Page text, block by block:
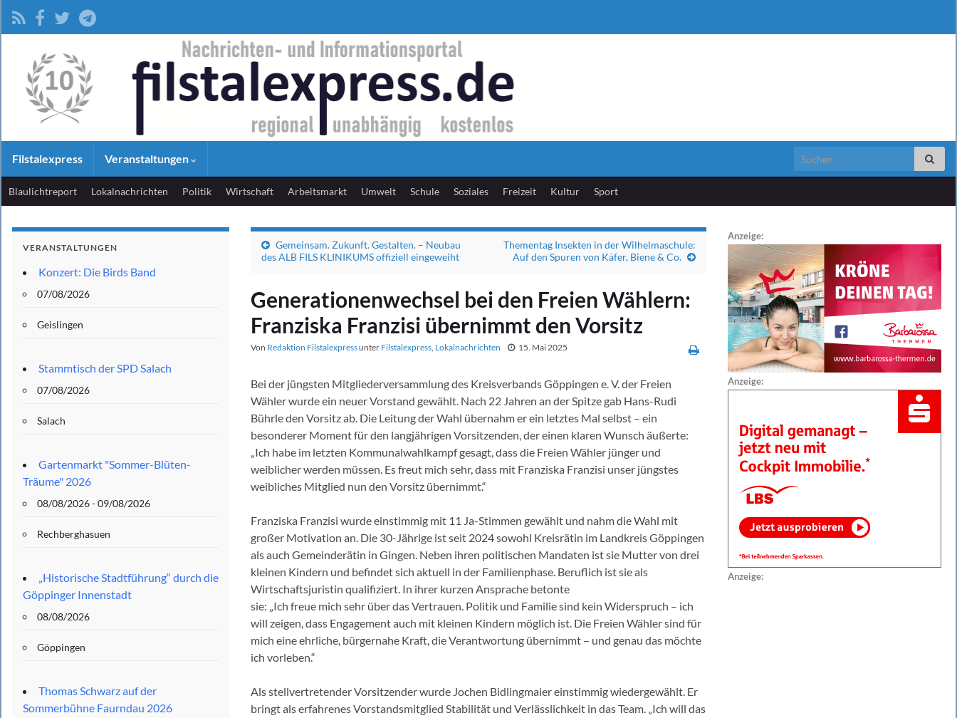
Filstalexpress Veranstaltungen Search for:
Blaulichtreport Lokalnachrichten Politik Wirtschaft Arbeitsmarkt Umwelt Schule Soziales Freizeit Kultur Sport
Gemeinsam. Zukunft. Gestalten. – Neubau
des ALB FILS KLINIKUMS offiziell eingeweiht
Thementag Insekten in der Wilhelmaschule:
Auf den Spuren von Käfer, Biene & Co.
Generationenwechsel bei den Freien Wählern:
Franziska Franzisi übernimmt den Vorsitz
Von Redaktion Filstalexpressunter Filstalexpress, Lokalnachrichten 15. Mai 2025
Bei der jüngsten Mitgliederversammlung des Kreisverbands Göppingen e. V. der Freien
Wähler wurde ein neuer Vorstand gewählt. Nach 22 Jahren an der Spitze gab Hans-Rudi
Bührle den Vorsitz ab. Die Leitung der Wahl übernahm er ein letztes Mal selbst – ein
besonderer Moment für den langjährigen Vorsitzenden, der einen klaren Wunsch äußerte:
„Ich habe im letzten Kommunalwahlkampf gesagt, dass die Freien Wähler jünger und
weiblicher werden müssen. Es freut mich sehr, dass mit Franziska Franzisi unser jüngstes
weibliches Mitglied nun den Vorsitz übernimmt.“
Franziska Franzisi wurde einstimmig mit 11 Ja-Stimmen gewählt und nahm die Wahl mit
großer Motivation an. Die 30-Jährige ist seit 2024 sowohl Kreisrätin im Landkreis Göppingen
als auch Gemeinderätin in Gingen. Neben ihren politischen Mandaten ist sie Mutter von drei
kleinen Kindern und befindet sich aktuell in der Familienphase. Beruflich ist sie als
Wirtschaftsjuristin qualifiziert. In ihrer kurzen Ansprache betonte
sie: „Ich freue mich sehr über das Vertrauen. Politik und Familie sind kein Widerspruch – ich
will zeigen, dass Engagement auch mit kleinen Kindern möglich ist. Die Freien Wähler sind für
mich eine ehrliche, bürgernahe Kraft, die Verantwortung übernimmt – und genau das möchte
ich vorleben.“
Als stellvertretender Vorsitzender wurde Jochen Bidlingmaier einstimmig wiedergewählt. Er
bringt als erfahrenes Vorstandsmitglied Stabilität und Verlässlichkeit in das Team. „Ich will das
VERANSTALTUNGEN
Konzert: Die Birds Band
07/08/2026
Geislingen
Stammtisch der SPD Salach
07/08/2026
Salach
Gartenmarkt "Sommer-Blüten-
Träume" 2026
08/08/2026 - 09/08/2026
Rechberghasuen
„Historische Stadtführung“ durch die
Göppinger Innenstadt
08/08/2026
Göppingen
Thomas Schwarz auf der
Sommerbühne Faurndau 2026
Anzeige:
Anzeige:
Anzeige: